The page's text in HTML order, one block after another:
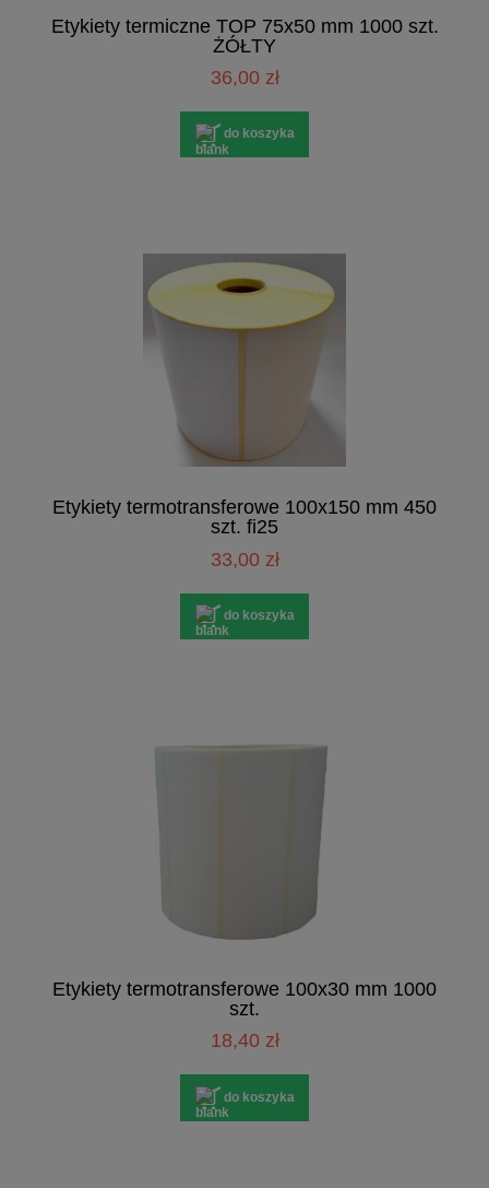
Etykiety termiczne TOP 75x50 mm 1000 szt.
ŻÓŁTY
36,00 zł
do koszyka
Etykiety termotransferowe 100x150 mm 450
szt. fi25
33,00 zł
do koszyka
Etykiety termotransferowe 100x30 mm 1000
szt.
18,40 zł
do koszyka